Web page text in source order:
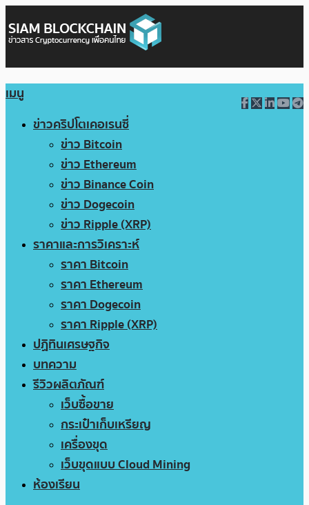
เมนู
ข่าวคริปโตเคอเรนซี่
ข่าว Bitcoin
ข่าว Ethereum
ข่าว Binance Coin
ข่าว Dogecoin
ข่าว Ripple (XRP)
ราคาและการวิเคราะห์
ราคา Bitcoin
ราคา Ethereum
ราคา Dogecoin
ราคา Ripple (XRP)
ปฏิทินเศรษฐกิจ
บทความ
รีวิวผลิตภัณฑ์
เว็บซื้อขาย
กระเป๋าเก็บเหรียญ
เครื่องขุด
เว็บขุดแบบ Cloud Mining
ห้องเรียน